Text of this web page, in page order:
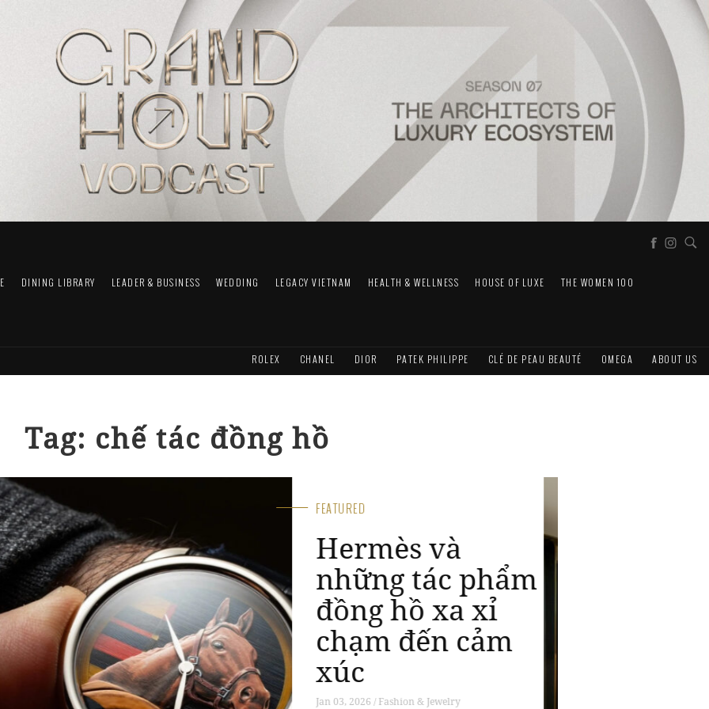
DINING LIBRARY LEADER & BUSINESS WEDDING LEGACY VIETNAM HEALTH & WELLNESS HOUSE OF LUXE THE WOMEN 100
ROLEX CHANEL DIOR PATEK PHILIPPE CLÉ DE PEAU BEAUTÉ OMEGA ABOUT US
Tag: chế tác đồng hồ
FEATURED
House of Franck
Muller ra mắt
không gian pop-
up ấn tượng tại
Saigon Centre
Oct 29, 2025 / HOUSE OF LUXE